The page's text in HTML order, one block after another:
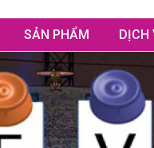
SẢN PHẨM DỊCH